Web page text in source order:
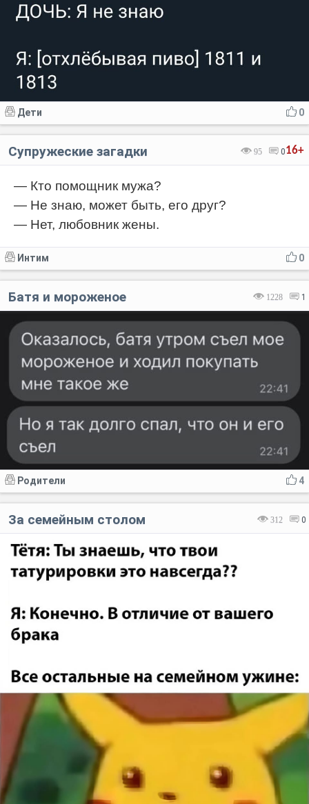
0
Дети
16+
95 0
Супружеские загадки
— Кто помощник мужа?
— Не знаю, может быть, его друг?
— Нет, любовник жены.
0
Интим
1228 1
Батя и мороженое
4
Родители
312 0
За семейным столом